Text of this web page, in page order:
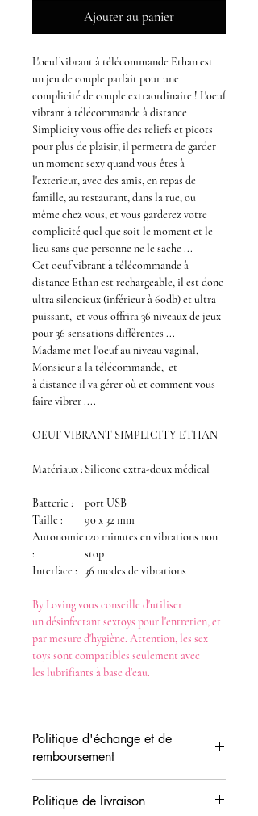
Ajouter au panier
L'oeuf vibrant à télécommande Ethanest
un jeu de couple parfait pour une
complicité de couple extraordinaire ! L'oeuf
vibrant à télécommande à distance
Simplicityvous offre des reliefs et picots
pour plus de plaisir, il permetra de garder
un moment sexy quand vous êtes à
l'exterieur, avec des amis, en repas de
famille, au restaurant, dans la rue, ou
même chez vous, et vous garderez votre
complicité quel que soit le moment et le
lieu sans que personne ne le sache ...
Cet oeuf vibrant à télécommande à
distance Ethanest rechargeable, il est donc
ultra silencieux (inférieur à 60db) et ultra
puissant, et vous offrira 36 niveaux de jeux
pour 36 sensations différentes ...
Madame met l'oeufau niveau vaginal,
Monsieur a latélécommande, et
àdistance il va gérer où et comment vous
faire vibrer ....
OEUF VIBRANT SIMPLICITY ETHAN
Matériaux : Silicone extra-doux médical
Batterie :
port USB
Taille :
90 x 32 mm
Autonomie
:
120 minutes en vibrations non
stop
Interface : 36 modes de vibrations
By Lovingvous conseille d'utiliser
undésinfectant sextoys pour l'entretien, et
par mesure d'hygiène. Attention, les sex
toys sont compatibles seulement avec
les lubrifiants à base d'eau.
Politique d'échange et de
remboursement
de réception) pour demander l'échange ou
Politique de livraison